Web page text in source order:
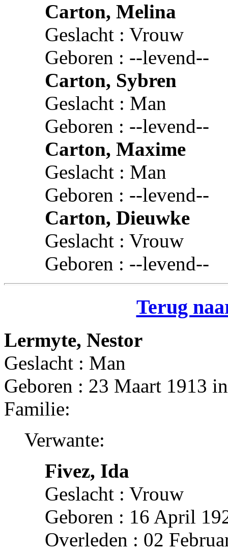
Carton, Melina
Geslacht : Vrouw
Geboren : --levend--
Carton, Sybren
Geslacht : Man
Geboren : --levend--
Carton, Maxime
Geslacht : Man
Geboren : --levend--
Carton, Dieuwke
Geslacht : Vrouw
Geboren : --levend--
Terug
Lermyte, Nestor
Geslacht : Man
Geboren : 23 Maart 1913
Familie:
Verwante:
Fivez, Ida
Geslacht : Vrouw
Geboren : 16 April
Overleden : 02